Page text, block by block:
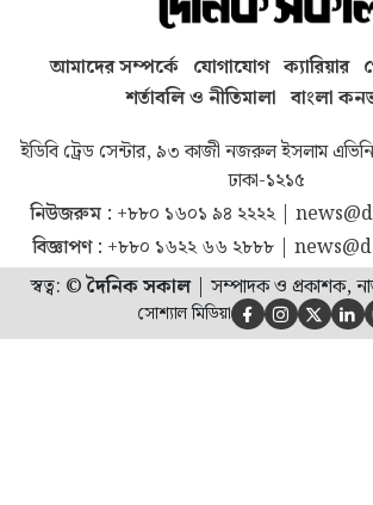
আমাদের সম্পর্কে যোগাযোগ ক্যারিয়ার
শর্তাবলি ও নীতিমালা বাংলা
ইডিবি ট্রেড সেন্টার, ৯৩ কাজী নজরুল ইসলাম
ঢাকা-১২১৫
নিউজরুম : +৮৮০ ১৬০১ ৯৪ ২২২২|
বিজ্ঞাপণ : +৮৮০ ১৬২২ ৬৬ ২৮৮৮|
স্বত্ব: ©দৈনিক সকাল| সম্পাদক ও প্রকাশক,
সোশ্যাল মিডিয়া    